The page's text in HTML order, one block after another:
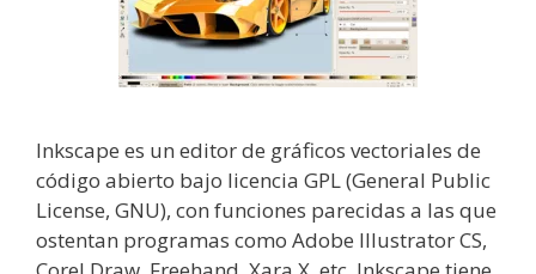
Inkscape es un editor de gráficos vectoriales de
código abierto bajo licencia GPL (General Public
License, GNU), con funciones parecidas a las que
ostentan programas como Adobe Illustrator CS,